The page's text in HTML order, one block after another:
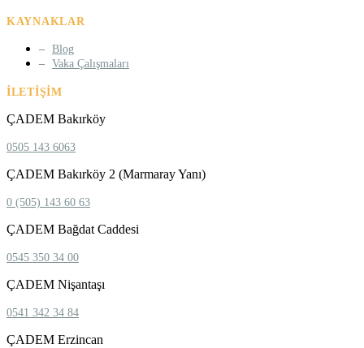
KAYNAKLAR
Blog
Vaka Çalışmaları
İLETIŞIM
ÇADEM Bakırköy
0505 143 6063
ÇADEM Bakırköy 2 (Marmaray Yanı)
0 (505) 143 60 63
ÇADEM Bağdat Caddesi
0545 350 34 00
ÇADEM Nişantaşı
0541 342 34 84
ÇADEM Erzincan